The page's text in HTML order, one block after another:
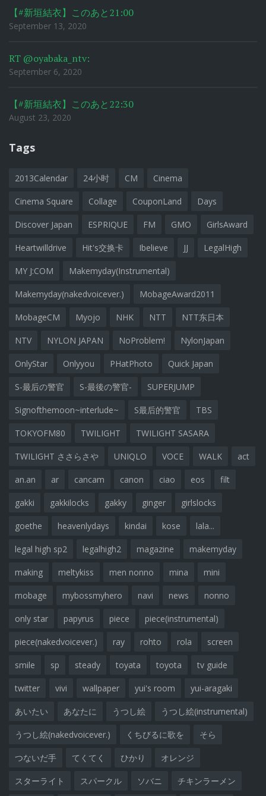
【#新垣結衣】このあと21:00
September 13, 2020
RT @oyabaka_ntv:
September 6, 2020
【#新垣結衣】このあと22:30
August 23, 2020
Tags
2013Calendar 24小时 CM Cinema
Cinema Square Collage CouponLand Days
Discover Japan ESPRIQUE FM GMO GirlsAward
Heartwilldrive Hit's交换卡 Ibelieve JJ LegalHigh
MY J:COM Makemyday(Instrumental)
Makemyday(nakedvoicever.) MobageAward2011
MobageCM Myojo NHK NTT NTT东日本
NTV NYLON JAPAN NoProblem! NylonJapan
OnlyStar Onlyyou PHatPhoto Quick Japan
S-最后の警官 S-最後の警官- SUPERJUMP
Signofthemoon~interlude~ S最后的警官 TBS
TOKYOFM80 TWILIGHT TWILIGHT SASARA
TWILIGHT ささらさや UNIQLO VOCE WALK act
an.an ar cancam canon ciao eos filt
gakki gakkilocks gakky ginger girlslocks
goethe heavenlydays kindai kose lala...
legal high sp2 legalhigh2 magazine makemyday
making meltykiss men nonno mina mini
mobage mybossmyhero navi news nonno
only star papyrus piece piece(instrumental)
piece(nakedvoicever.) ray rohto rola screen
smile sp steady toyata toyota tv guide
twitter vivi wallpaper yui's room yui-aragaki
あいたい あなたに うつし絵 うつし絵(instrumental)
うつし絵(nakedvoicever.) くちびるに歌を そら
つないだ手 てくてく ひかり オレンジ
スターライト スパークル ソバニ チキンラーメン